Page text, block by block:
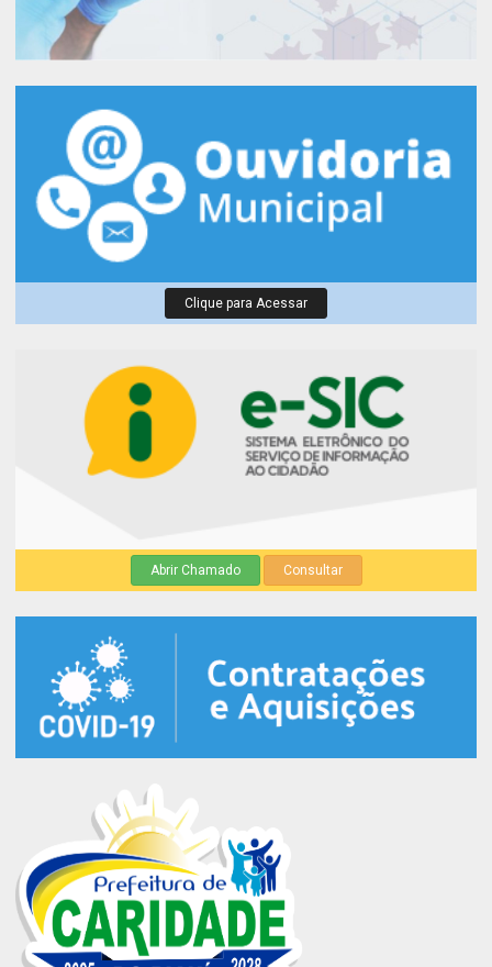
Clique para Acessar
Abrir Chamado Consultar